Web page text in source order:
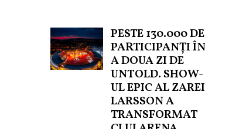
PESTE 130.000 DE
PARTICIPANȚI ÎN
A DOUA ZI DE
UNTOLD. SHOW-
UL EPIC AL ZAREI
LARSSON A
TRANSFORMAT